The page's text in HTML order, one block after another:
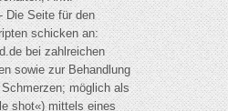
Die Seite für den
schicken an:
bei zahlreichen
sowie zur Behandlung
möglich als
shot«) mittels eines